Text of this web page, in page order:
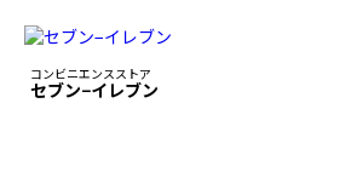
コンビニエンスストア
セブン−イレブン